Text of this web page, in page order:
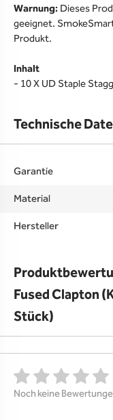
Warnung: Dieses
geeignet.
Produkt.
Inhalt
- 10 X UD Staple
Technische
Garantie
Material
Hersteller
Fused Clapton
Stück)
Noch keine